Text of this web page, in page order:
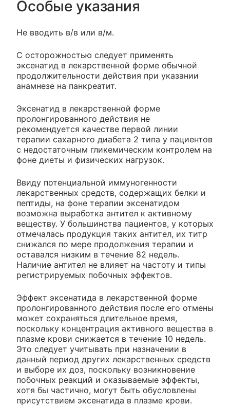
Особые указания
Не вводить в/в или в/м.
С осторожностью следует применять
эксенатид в лекарственной форме обычной
продолжительности действия при указании
анамнезе на панкреатит.
Эксенатид в лекарственной форме
пролонгированного действия не
рекомендуется качестве первой линии
терапии сахарного диабета 2 типа у пациентов
с недостаточным гликемическим контролем на
фоне диеты и физических нагрузок.
Ввиду потенциальной иммуногенности
лекарственных средств, содержащих белки и
пептиды, на фоне терапии эксенатидом
возможна выработка антител к активному
веществу. У большинства пациентов, у которых
отмечалась продукция таких антител, их титр
снижался по мере продолжения терапии и
оставался низким в течение 82 недель.
Наличие антител не влияет на частоту и типы
регистрируемых побочных эффектов.
Эффект эксенатида в лекарственной форме
пролонгированного действия после его отмены
может сохраняться длительное время,
поскольку концентрация активного вещества в
плазме крови снижается в течение 10 недель.
Это следует учитывать при назначении в
данный период других лекарственных средств
и выборе их доз, поскольку возникновение
побочных реакций и оказываемые эффекты,
хотя бы частично, могут быть обусловлены
присутствием эксенатида в плазме крови.